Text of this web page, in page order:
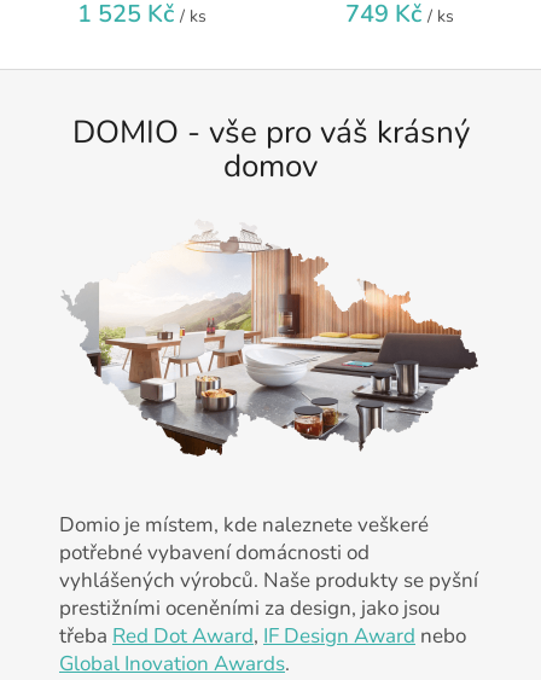
1 525 Kč / ks 749 Kč / ks
DOMIO - vše pro váš krásný
domov
Domio je místem, kde naleznete veškeré
potřebné vybavení domácnosti od
vyhlášených výrobců. Naše produkty se pyšní
prestižními oceněními za design, jako jsou
třeba Red Dot Award, IF Design Award nebo
Global Inovation Awards.